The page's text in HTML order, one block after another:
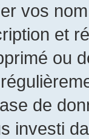
vos
et
ou
de
investi